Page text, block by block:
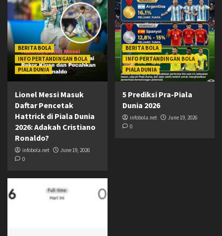
BERITA BOLA
INFO PERTANDINGAN BOLA
PIALA DUNIA
Lionel Messi Masuk
Daftar Pencetak
Hattrick di Piala Dunia
2026: Adakah Cristiano
Ronaldo?
infobola.net
June 19, 2026
0
BERITA BOLA
INFO PERTANDINGAN BOLA
PIALA DUNIA
5 Prediksi Pra-Piala
Dunia 2026
infobola.net
June 19, 2026
0